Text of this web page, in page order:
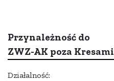
Przynależność do
ZWZ-AK poza Kresami
Działalność: